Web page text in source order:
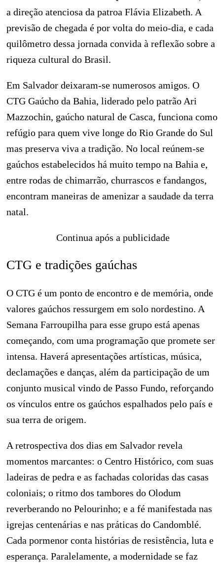
a direção atenciosa da patroa Flávia Elizabeth. A
previsão de chegada é por volta do meio-dia, e cada
quilômetro dessa jornada convida à reflexão sobre a
riqueza cultural do Brasil.
Em Salvador deixaram-se numerosos amigos. O
CTG Gaúcho da Bahia, liderado pelo patrão Ari
Mazzochin, gaúcho natural de Casca, funciona como
refúgio para quem vive longe do Rio Grande do Sul
mas preserva viva a tradição. No local reúnem-se
gaúchos estabelecidos há muito tempo na Bahia e,
entre rodas de chimarrão, churrascos e fandangos,
encontram maneiras de amenizar a saudade da terra
natal.
Continua após a publicidade
CTG e tradições gaúchas
O CTG é um ponto de encontro e de memória, onde
valores gaúchos ressurgem em solo nordestino. A
Semana Farroupilha para esse grupo está apenas
começando, com uma programação que promete ser
intensa. Haverá apresentações artísticas, música,
declamações e danças, além da participação de um
conjunto musical vindo de Passo Fundo, reforçando
os vínculos entre os gaúchos espalhados pelo país e
sua terra de origem.
A retrospectiva dos dias em Salvador revela
momentos marcantes: o Centro Histórico, com suas
ladeiras de pedra e as fachadas coloridas das casas
coloniais; o ritmo dos tambores do Olodum
reverberando no Pelourinho; e a fé manifestada nas
igrejas centenárias e nas práticas do Candomblé.
Cada pormenor conta histórias de resistência, luta e
esperança. Paralelamente, a modernidade se faz